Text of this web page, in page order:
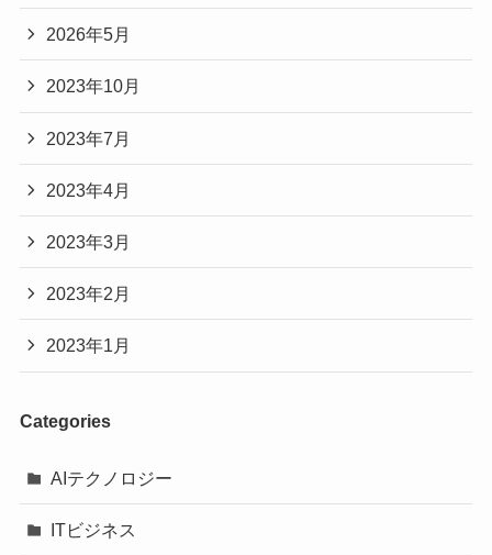
2026年5月
2023年10月
2023年7月
2023年4月
2023年3月
2023年2月
2023年1月
Categories
AIテクノロジー
ITビジネス